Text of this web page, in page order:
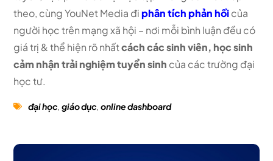
theo, cùng YouNet Media điphân tích phản hồicủa
người học trên mạng xã hội – nơi mỗi bình luận đều có
giá trị & thể hiện rõ nhấtcách các sinh viên, học sinh
cảm nhận trải nghiệm tuyển sinh của các trường đại
học tư.
đại học,giáo dục,online dashboard